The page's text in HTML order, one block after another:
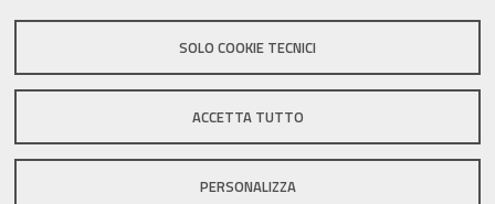
SOLO COOKIE TECNICI
ACCETTA TUTTO
PERSONALIZZA
Sito istituzionale Comune di Zola Predosa
Privacy policy|DPO|Accessibilità